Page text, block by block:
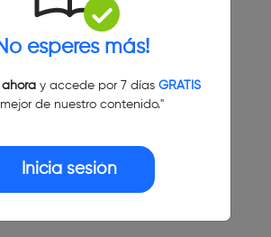
esperes más!
ahoray accede por 7 días GRATIS
de nuestro contenido."
Inicia sesión